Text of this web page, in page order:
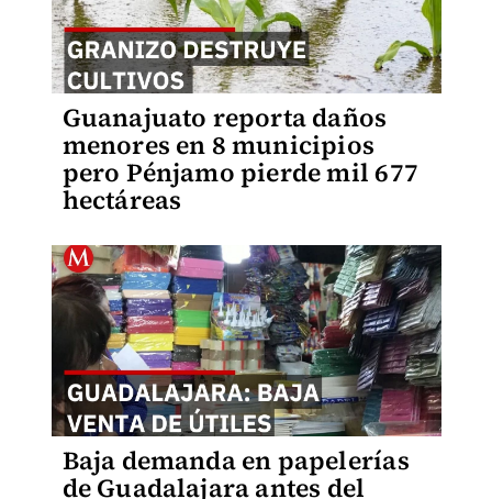
Guanajuato reporta daños
menores en 8 municipios
pero Pénjamo pierde mil 677
hectáreas
Baja demanda en papelerías
de Guadalajara antes del